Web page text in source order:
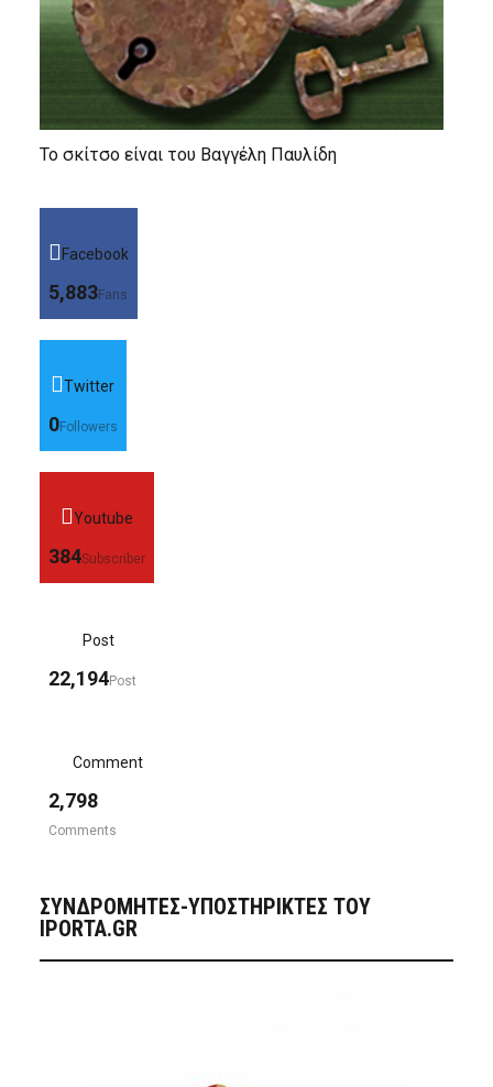
Το σκίτσο είναι του Βαγγέλη Παυλίδη
Facebook
5,883Fans
Twitter
0Followers
Youtube
384Subscriber
Post
22,194Post
Comment
2,798
Comments
ΣΥΝΔΡΟΜΗΤΈΣ-ΥΠΟΣΤΗΡΙΚΤΈΣ ΤΟΥ
IPORTA.GR